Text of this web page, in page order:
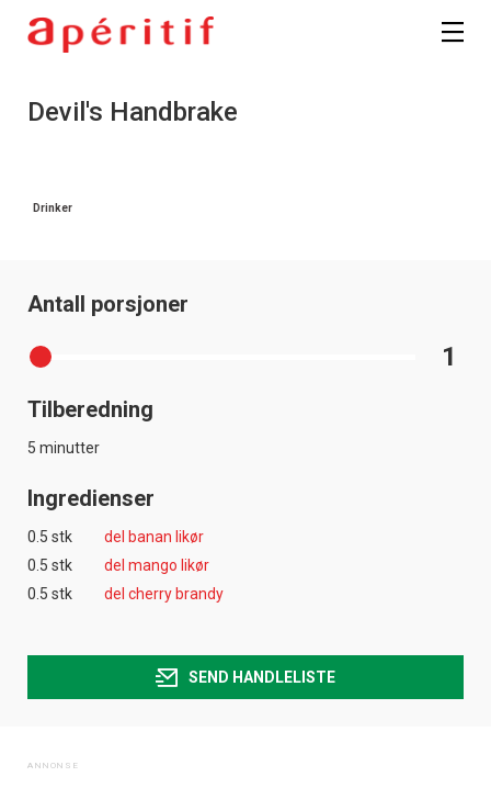
Devil's Handbrake
Drinker
Antall porsjoner
1
Tilberedning
5 minutter
Ingredienser
0.5 stk
del banan likør
0.5 stk
del mango likør
0.5 stk
del cherry brandy
SEND HANDLELISTE